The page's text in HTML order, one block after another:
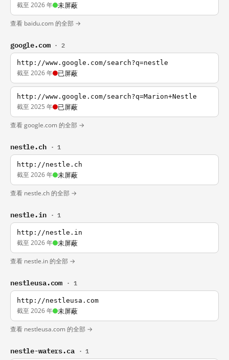
截至 2026 年 未屏蔽
查看 baidu.com 的全部 →
google.com · 2
http://www.google.com/search?q=nestle
截至 2026 年 已屏蔽
http://www.google.com/search?q=Marion+Nestle
截至 2025 年 已屏蔽
查看 google.com 的全部 →
nestle.ch · 1
http://nestle.ch
截至 2026 年 未屏蔽
查看 nestle.ch 的全部 →
nestle.in · 1
http://nestle.in
截至 2026 年 未屏蔽
查看 nestle.in 的全部 →
nestleusa.com · 1
http://nestleusa.com
截至 2026 年 未屏蔽
查看 nestleusa.com 的全部 →
nestle-waters.ca · 1